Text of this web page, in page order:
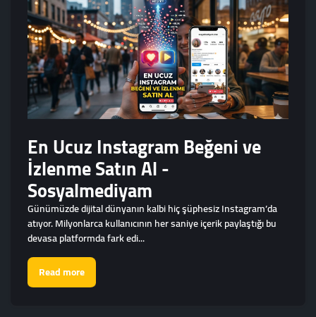
En Ucuz Instagram Beğeni ve
İzlenme Satın Al -
Sosyalmediyam
Günümüzde dijital dünyanın kalbi hiç şüphesiz Instagram’da
atıyor. Milyonlarca kullanıcının her saniye içerik paylaştığı bu
devasa platformda fark edi...
Read more